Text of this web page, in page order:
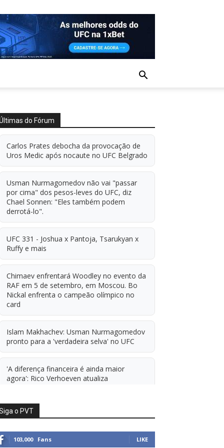
do Fórum
Carlos Prates debocha da provocação de
Uros Medic após nocaute no UFC Belgrado
Usman Nurmagomedov não vai "passar
por cima" dos pesos-leves do UFC, diz
Chael Sonnen: "Eles também podem
derrotá-lo".
UFC 331 - Joshua x Pantoja, Tsarukyan x
Ruffy e mais
Chimaev enfrentará Woodley no evento da
RAF em 5 de setembro, em Moscou. Bo
Nickal enfrenta o campeão olímpico no
card
Islam Makhachev: Usman Nurmagomedov
pronto para a 'verdadeira selva' no UFC
'A diferença financeira é ainda maior
agora': Rico Verhoeven atualiza
para Michael Morales simplesmente ficar
sentado esperando. E ainda cutuca Prates
o PVT
103,000 Fans LIKE